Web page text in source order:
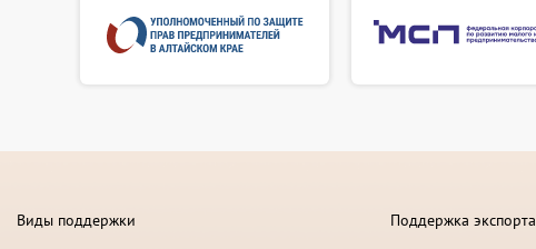
Виды поддержки Поддержка экспорта